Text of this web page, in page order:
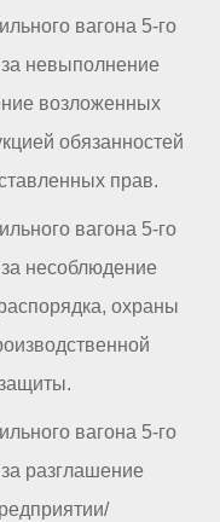
вагона 5-го
за невыполнение
возложенных
обязанностей
прав.
вагона 5-го
за несоблюдение
охраны
вагона 5-го
разглашение